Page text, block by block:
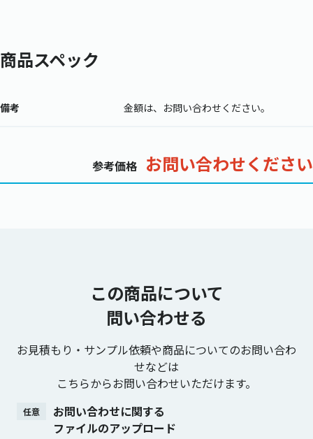
商品スペック
備考 金額は、お問い合わせください。
参考価格 お問い合わせください
この商品について
問い合わせる
お見積もり・サンプル依頼や商品についてのお問い合わ
せなどは
こちらからお問い合わせいただけます。
任意
お問い合わせに関する
ファイルのアップロード